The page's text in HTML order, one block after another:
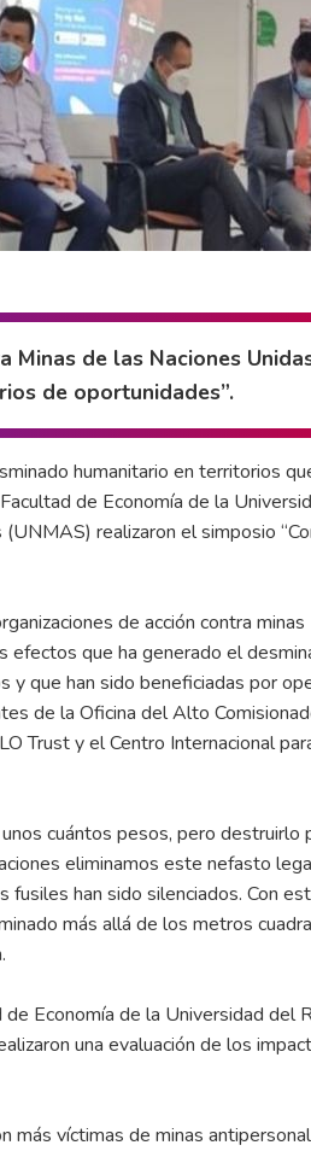
Minas de las Naciones
de oportunidades”.
humanitario en territorios
de Economía de la
realizaron el simposio
de acción contra minas
que ha generado el
que han sido beneficiadas por
de la Oficina del Alto
Trust y el Centro Internacional
cuántos pesos, pero destruirlo
eliminamos este nefasto
han sido silenciados. Con
más allá de los metros
Economía de la Universidad del
una evaluación de los
más víctimas de minas